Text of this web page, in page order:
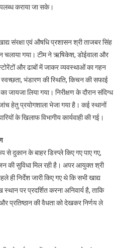
कराया जा सके।
संरक्षा एवं औषधि प्रशासन श्री ताजबर सिंह
चलाया गया। टीम ने ऋषिकेश, डोईवाला और
और ढाबों में जाकर व्यवस्थाओं का गहन
स्वच्छता, भंडारण की स्थिति, किचन की सफाई
जायजा लिया गया। निरीक्षण के दौरान संदिग्ध
हेतु प्रयोगशाला भेजा गया है। कई स्थानों
के खिलाफ विभागीय कार्यवाही की गई।
से दुकान के बाहर डिस्प्ले किए गए पाए गए,
की सुविधा मिल रही है। अपर आयुक्त श्री
ही निर्देश जारी किए गए थे कि सभी खाद्य
पर प्रदर्शित करना अनिवार्य है, ताकि
प्रतिष्ठान की वैधता को देखकर निर्णय ले